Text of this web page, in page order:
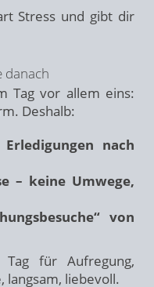
Stress und gibt dir
danach
Tag vor allem eins:
Deshalb:
nach
– keine Umwege,
von
für Aufregung,
langsam, liebevoll.